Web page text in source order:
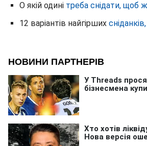
О якій одині треба снідати, щоб
12 варіантів найгірших